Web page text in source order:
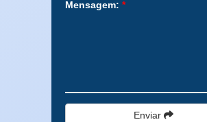
Mensagem: *
Enviar